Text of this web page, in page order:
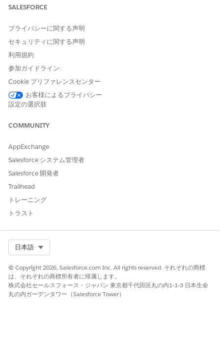
支払期日の変更
の代理で定期的なローン支払またはリース支払の期日を変更し
ます。ローンまたはリース支払の新しい条件を取得し、期日変
更要求に対する顧客の適格性を確認します。対象資格がある場
合は、要求のケースを作成して追跡します。
支払延期
統合カタログを使用してサービスプロセス要求を作成すること
で、顧客に代わって定期的なローン支払またはリース支払を延
客の繰延要求の対象資格を確認します。対象資格がある場合
自動車ローン・リース取引紛争
取引の紛争の事前作成済みサービスプロセスを使用して、過払
い、重複請求、その他の取引関連の問題を管理します。専属金
融会社のサービス担当者は、顧客に代わってスムーズなカスタ
マーエクスペリエンスを提供し、紛争をすばやく解決できま
す。財務データを取得し、必要な取引のリストを取得し、定義
済みの理由に基づいて紛争を分類します。同じフローでサポー
答することで、迅速な解決を実現します。
リース延長
事前作成済みサービスプロセスを使用して、自動車リースのリ
ース延長要求の受け入れと履行を合理化します。サービス担当
は、統合カタログの [延長リース] テンプレートを使用して、
顧客に代わってサービスプロセス要求を開始できます。顧客の
リース延長の理由を追加し、新しい期間を選択し、保険の詳細
SALESFORCE
プライバシーに関する声明
セキュリティに関する声明
利用規約
参加ガイドライン:
Cookie プリファレンスセンター
お客様によるプライバシー
設定の選択肢
COMMUNITY
AppExchange
Salesforce システム管理者
Salesforce 開発者
Trailhead
トレーニング
トラスト
日本語
© Copyright 2026, Salesforce.com Inc. All rights reserved. それぞれの商標
は、それぞれの商標所有者に帰属します。
株式会社セールスフォース・ジャパン 東京都千代田区丸の内1-1-3 日本生命
丸の内ガーデンタワー（Salesforce Tower）